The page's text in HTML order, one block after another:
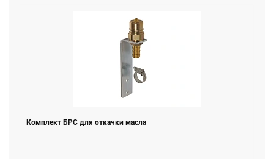
Комплект БРС для откачки масла